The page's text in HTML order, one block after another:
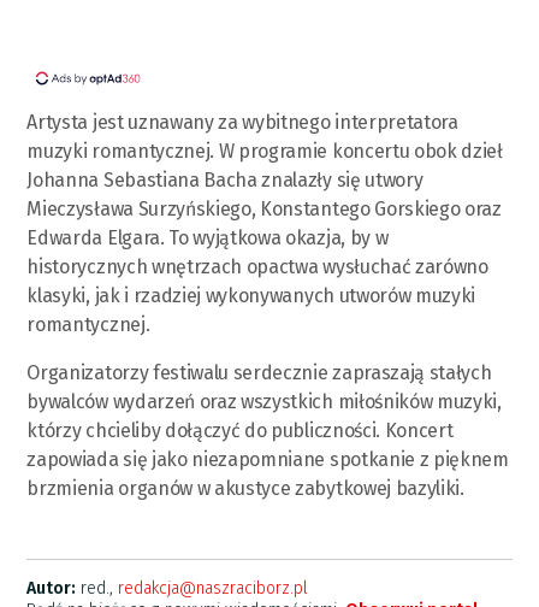
Artysta jest uznawany za wybitnego interpretatora
muzyki romantycznej. W programie koncertu obok dzieł
Johanna Sebastiana Bacha znalazły się utwory
Mieczysława Surzyńskiego, Konstantego Gorskiego oraz
Edwarda Elgara. To wyjątkowa okazja, by w
historycznych wnętrzach opactwa wysłuchać zarówno
klasyki, jak i rzadziej wykonywanych utworów muzyki
romantycznej.
Organizatorzy festiwalu serdecznie zapraszają stałych
bywalców wydarzeń oraz wszystkich miłośników muzyki,
którzy chcieliby dołączyć do publiczności. Koncert
zapowiada się jako niezapomniane spotkanie z pięknem
brzmienia organów w akustyce zabytkowej bazyliki.
Autor: red., redakcja@naszraciborz.pl